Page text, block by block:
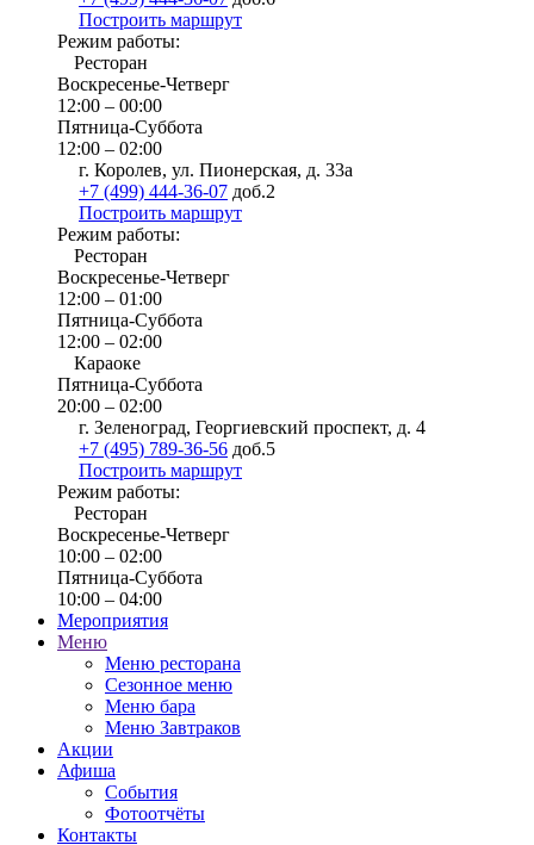
Построить маршрут
Режим работы:
Ресторан
Воскресенье-Четверг
12:00 – 00:00
Пятница-Суббота
12:00 – 02:00
г. Королев, ул. Пионерская, д. 33а
+7 (499) 444-36-07 доб.2
Построить маршрут
Режим работы:
Ресторан
Воскресенье-Четверг
12:00 – 01:00
Пятница-Суббота
12:00 – 02:00
Караоке
Пятница-Суббота
20:00 – 02:00
г. Зеленоград, Георгиевский проспект, д. 4
+7 (495) 789-36-56 доб.5
Построить маршрут
Режим работы:
Ресторан
Воскресенье-Четверг
10:00 – 02:00
Пятница-Суббота
10:00 – 04:00
Мероприятия
Меню
Меню ресторана
Сезонное меню
Меню бара
Меню Завтраков
Акции
Афиша
События
Фотоотчёты
Контакты